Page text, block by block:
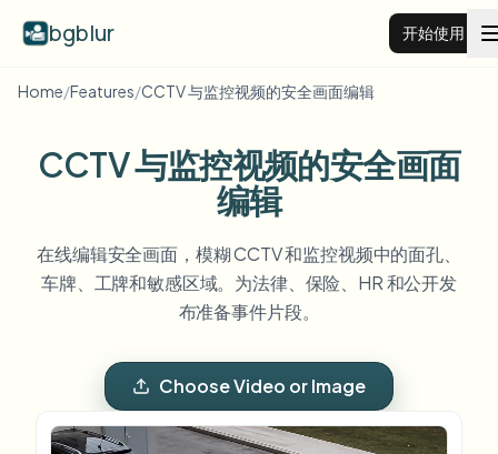
bgblur 开始使用
示例
模糊人脸
View all features
Browse every blur tool in one place
Home/Features/CCTV 与监控视频的安全画面编辑
CCTV 与监控视频的安全画面
编辑
在线编辑安全画面，模糊 CCTV 和监控视频中的面孔、
车牌、工牌和敏感区域。为法律、保险、HR 和公开发
布准备事件片段。
Choose Video or Image